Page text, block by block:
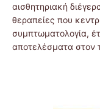
αισθητηριακή
θεραπείες που
συμπτωματολογία,
αποτελέσματα στον